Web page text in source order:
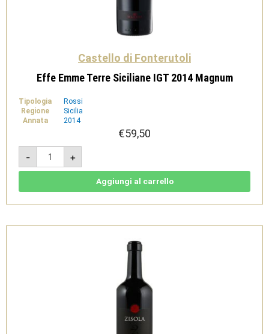
Castello di Fonterutoli
Effe Emme Terre Siciliane IGT 2014 Magnum
Tipologia
Rossi
Regione
Sicilia
Annata
2014
€59,50
-
Effe
Emme
Terre
Siciliane
quantità
+
Aggiungi al carrello